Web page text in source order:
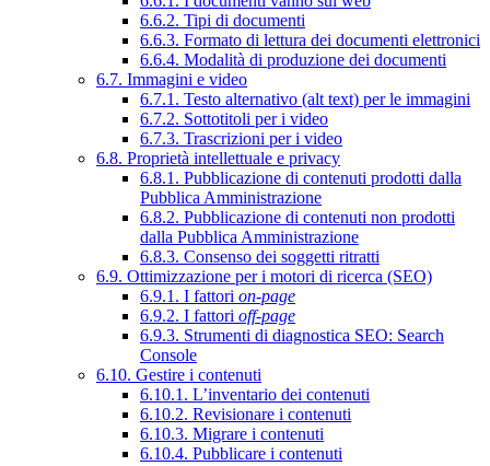
6.6.2. Tipi di documenti
6.6.3. Formato di lettura dei documenti elettronici
6.6.4. Modalità di produzione dei documenti
6.7. Immagini e video
6.7.1. Testo alternativo (alt text) per le immagini
6.7.2. Sottotitoli per i video
6.7.3. Trascrizioni per i video
6.8. Proprietà intellettuale e privacy
6.8.1. Pubblicazione di contenuti prodotti dalla
Pubblica Amministrazione
6.8.2. Pubblicazione di contenuti non prodotti
dalla Pubblica Amministrazione
6.8.3. Consenso dei soggetti ritratti
6.9. Ottimizzazione per i motori di ricerca (SEO)
6.9.1. I fattori on-page
6.9.2. I fattori off-page
6.9.3. Strumenti di diagnostica SEO: Search
Console
6.10. Gestire i contenuti
6.10.1. L’inventario dei contenuti
6.10.2. Revisionare i contenuti
6.10.3. Migrare i contenuti
6.10.4. Pubblicare i contenuti